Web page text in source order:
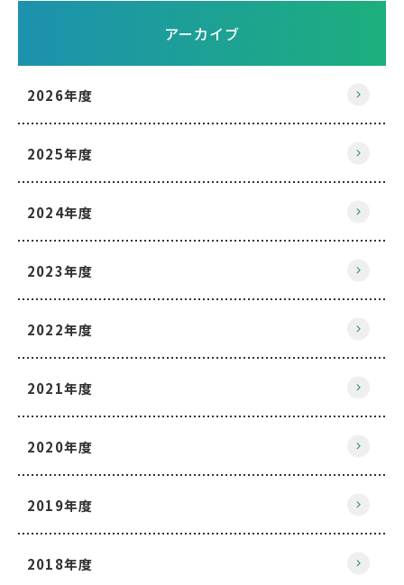
アーカイブ
2026年度
2025年度
2024年度
2023年度
2022年度
2021年度
2020年度
2019年度
2018年度